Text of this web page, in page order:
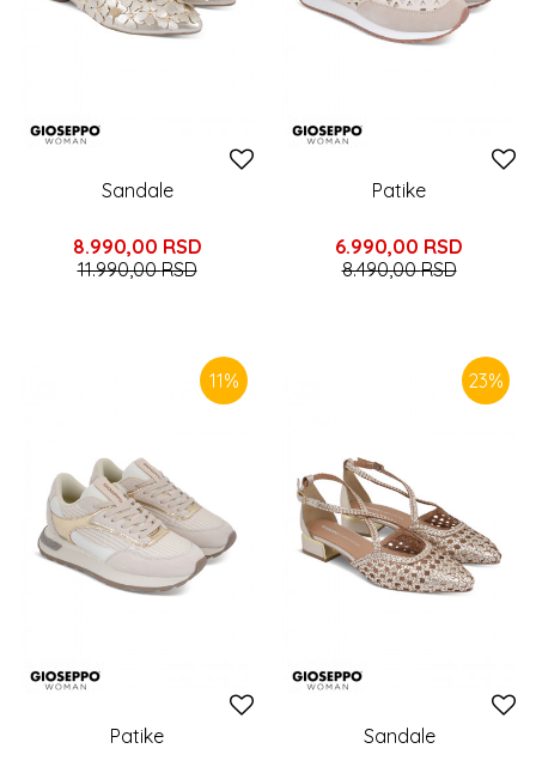
Sandale
8.990,00 RSD
11.990,00RSD
Patike
6.990,00 RSD
8.490,00RSD
11%
Patike
23%
Sandale